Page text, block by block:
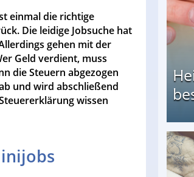
einmal die richtige
Die leidige Jobsuche hat
gehen mit der
Geld verdient, muss
die Steuern abgezogen
und wird abschließend
wissen
ohne PC: Die besten Heimarbeiten